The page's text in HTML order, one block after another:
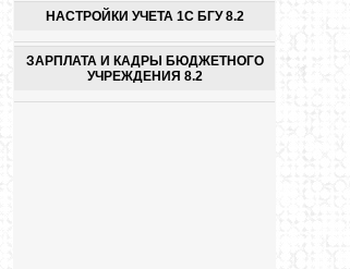
НАСТРОЙКИ УЧЕТА 1С БГУ 8.2
ЗАРПЛАТА И КАДРЫ БЮДЖЕТНОГО
УЧРЕЖДЕНИЯ 8.2